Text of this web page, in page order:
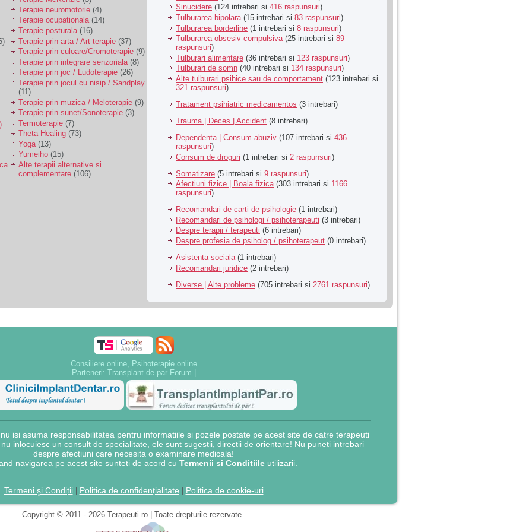
Terapie neuromotorie (4)
Terapie ocupationala(14)
Terapie posturala (16)
Terapie prin arta / Art terapie (37)
Terapie prin culoare/Cromoterapie (9)
Terapie prin integrare senzoriala (8)
Terapie prin joc / Ludoterapie (26)
Terapie prin jocul cu nisip / Sandplay
(11)
Terapie prin muzica / Meloterapie (9)
Terapie prin sunet/Sonoterapie (3)
Termoterapie (7)
Theta Healing (73)
Yoga (13)
Yumeiho (15)
Alte terapii alternative si
complementare (106)
Sinucidere (124 intrebari si 416 raspunsuri)
Tulburarea bipolara(15 intrebari si 83 raspunsuri)
Tulburarea borderline (1 intrebari si 8 raspunsuri)
Tulburarea obsesiv-compulsiva(25 intrebari si 89
raspunsuri)
Tulburari alimentare (36 intrebari si 123 raspunsuri)
Tulburari de somn (40 intrebari si 134 raspunsuri)
Alte tulburari psihice sau de comportament (123 intrebari si
321 raspunsuri)
Tratament psihiatric medicamentos (3 intrebari)
Trauma | Deces | Accident (8 intrebari)
Dependenta | Consum abuziv (107 intrebari si 436
raspunsuri)
Consum de droguri (1 intrebari si 2 raspunsuri)
Somatizare (5 intrebari si 9 raspunsuri)
Afectiuni fizice | Boala fizica(303 intrebari si 1166
raspunsuri)
Recomandari de carti de psihologie (1 intrebari)
Recomandari de psihologi / psihoterapeuti (3 intrebari)
Despre terapii / terapeuti (6 intrebari)
Despre profesia de psiholog / psihoterapeut (0 intrebari)
Asistenta sociala (1 intrebari)
Recomandari juridice (2 intrebari)
Diverse | Alte probleme (705 intrebari si 2761 raspunsuri)
Consiliere online, Psihoterapie online
Parteneri: Transplant de par Forum
isi asuma responsabilitatea pentru informatiile si pozele postate pe acest site de catre terapeuti
inlocuiesc un consult de specialitate, ele sunt sugestii, directii de orientare! Nu puneti intrebari
despre afectiuni care necesita o examinare medicala!
navigarea pe acest site sunteti de acord cu Termenii si Conditiile utilizarii.
Termeni şi Condiții| Politica de confidențialitate Politica de cookie-uri
Copyright © 2011 - 2026 Terapeuti.ro | Toate drepturile rezervate.